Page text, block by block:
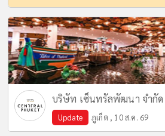
บริษัท เซ็นทรัลพัฒนา จำกั
Update ภูเก็ต , 10 ส.ค. 69